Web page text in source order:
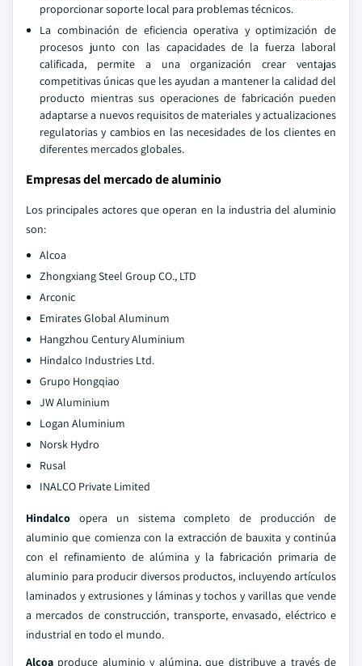
proporcionar soporte local para problemas técnicos.
La combinación de eficiencia operativa y optimización de
procesos junto con las capacidades de la fuerza laboral
calificada, permite a una organización crear ventajas
competitivas únicas que les ayudan a mantener la calidad del
producto mientras sus operaciones de fabricación pueden
adaptarse a nuevos requisitos de materiales y actualizaciones
regulatorias y cambios en las necesidades de los clientes en
diferentes mercados globales.
Empresas del mercado de aluminio
Los principales actores que operan en la industria del aluminio
son:
Alcoa
Zhongxiang Steel Group CO., LTD
Arconic
Emirates Global Aluminum
Hangzhou Century Aluminium
Hindalco Industries Ltd.
Grupo Hongqiao
JW Aluminium
Logan Aluminium
Norsk Hydro
Rusal
INALCO Private Limited
Hindalco opera un sistema completo de producción de
aluminio que comienza con la extracción de bauxita y continúa
con el refinamiento de alúmina y la fabricación primaria de
aluminio para producir diversos productos, incluyendo artículos
laminados y extrusiones y láminas y tochos y varillas que vende
a mercados de construcción, transporte, envasado, eléctrico e
industrial en todo el mundo.
Alcoa produce aluminio y alúmina, que distribuye a través de